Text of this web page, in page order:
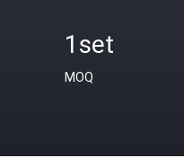
1set
MOQ